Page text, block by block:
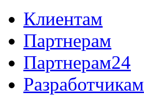
Клиентам
Партнерам
Партнерам24
Разработчикам